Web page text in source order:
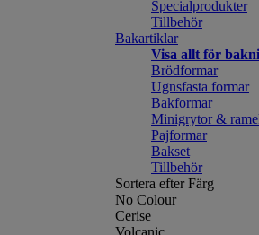
Specialprodukter
Tillbehör
Bakartiklar
Visa allt för
Brödformar
Ugnsfasta formar
Bakformar
Minigrytor &
Pajformar
Bakset
Tillbehör
Sortera efter Färg
No Colour
Cerise
Volcanic